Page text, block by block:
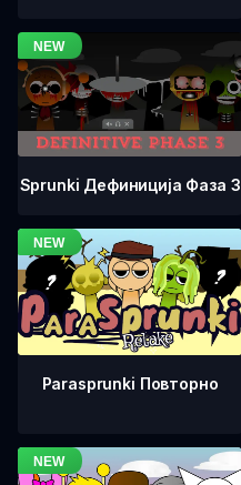
Sprunki Дефиниција Фаза 3
Parasprunki Повторно